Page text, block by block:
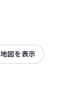
地図を表示